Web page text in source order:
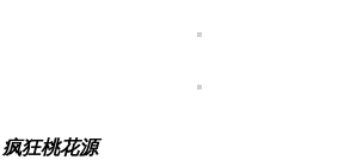
疯狂桃花源